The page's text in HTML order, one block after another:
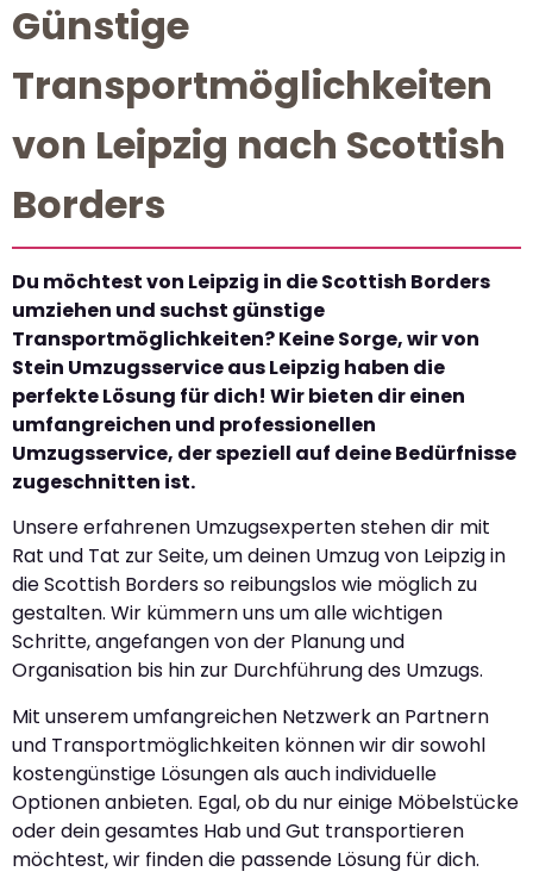
Günstige
Transportmöglichkeiten
von Leipzig nach Scottish
Borders
Du möchtest von Leipzig in die Scottish Borders
umziehen und suchst günstige
Transportmöglichkeiten? Keine Sorge, wir von
Stein Umzugsservice aus Leipzig haben die
perfekte Lösung für dich! Wir bieten dir einen
umfangreichen und professionellen
Umzugsservice, der speziell auf deine Bedürfnisse
zugeschnitten ist.
Unsere erfahrenen Umzugsexperten stehen dir mit
Rat und Tat zur Seite, um deinen Umzug von Leipzig in
die Scottish Borders so reibungslos wie möglich zu
gestalten. Wir kümmern uns um alle wichtigen
Schritte, angefangen von der Planung und
Organisation bis hin zur Durchführung des Umzugs.
Mit unserem umfangreichen Netzwerk an Partnern
und Transportmöglichkeiten können wir dir sowohl
kostengünstige Lösungen als auch individuelle
Optionen anbieten. Egal, ob du nur einige Möbelstücke
oder dein gesamtes Hab und Gut transportieren
möchtest, wir finden die passende Lösung für dich.